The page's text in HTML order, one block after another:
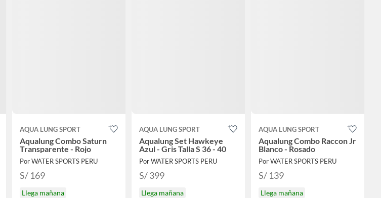
AQUA LUNG SPORT
Aqualung Combo Saturn
Transparente - Rojo
Por WATER SPORTS PERU
S/ 169
Llega mañana
AQUA LUNG SPORT
Aqualung Set Hawkeye
Azul - Gris Talla S 36 - 40
Por WATER SPORTS PERU
S/ 399
Llega mañana
AQUA LUNG SPORT
Aqualung Combo Raccon Jr
Blanco - Rosado
Por WATER SPORTS PERU
S/ 139
Llega mañana